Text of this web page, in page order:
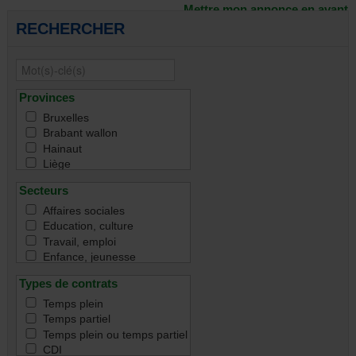
Mettre mon annonce en avant
RECHERCHER
Provinces
Bruxelles
Brabant wallon
Hainaut
Liège
Luxembourg
Toutes
Secteurs
Affaires sociales
Education, culture
Travail, emploi
Enfance, jeunesse
Handicap
Immigration & intégration
Justice & droit
Santé
Santé mentale
Types de contrats
Temps plein
Temps partiel
Temps plein ou temps partiel
CDI